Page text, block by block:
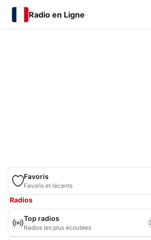
Radio en Ligne
Favoris
Favoris et récents
Radios
Top radios
Radios les plus écoutées